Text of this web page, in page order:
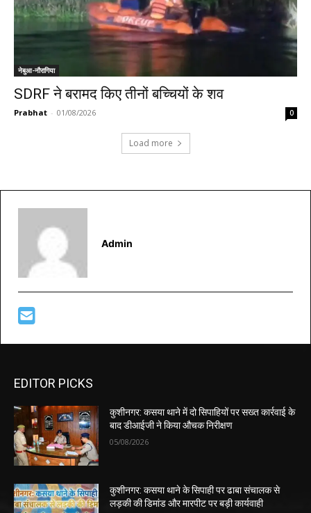
नेबुआ-नौरागिया
SDRF ने बरामद किए तीनों बच्चियों के शव
Prabhat - 01/08/2026 0
Load more
Admin
EDITOR PICKS
कुशीनगर: कसया थाने में दो सिपाहियों पर सख्त कार्रवाई के
बाद डीआईजी ने किया औचक निरीक्षण
05/08/2026
कुशीनगर: कसया थाने के सिपाही पर ढाबा संचालक से
लड़की की डिमांड और मारपीट पर बड़ी कार्यवाही